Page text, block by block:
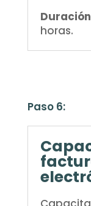
horas.
Paso 6: